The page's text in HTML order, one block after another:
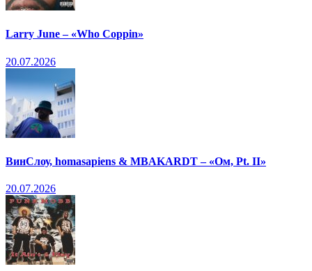
Larry June – «Who Coppin»
20.07.2026
ВинСлоу, homasapiens & MBAKARDT – «Ом, Pt. II»
20.07.2026